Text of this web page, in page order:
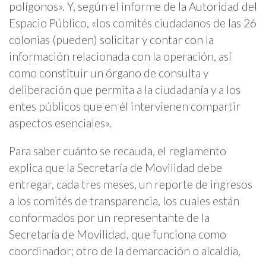
polígonos». Y, según el informe de la Autoridad del
Espacio Público, «los comités ciudadanos de las 26
colonias (pueden) solicitar y contar con la
información relacionada con la operación, así
como constituir un órgano de consulta y
deliberación que permita a la ciudadanía y a los
entes públicos que en él intervienen compartir
aspectos esenciales».
Para saber cuánto se recauda, el reglamento
explica que la Secretaría de Movilidad debe
entregar, cada tres meses, un reporte de ingresos
a los comités de transparencia, los cuales están
conformados por un representante de la
Secretaría de Movilidad, que funciona como
coordinador; otro de la demarcación o alcaldía,